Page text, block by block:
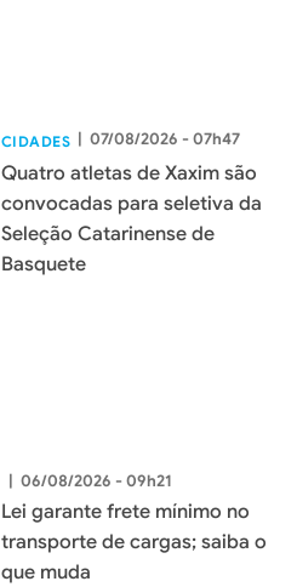
CIDADES | 07/08/2026 - 07h47
Quatro atletas de Xaxim são
convocadas para seletiva da
Seleção Catarinense de
Basquete
06/08/2026 - 09h21
Lei garante frete mínimo no
transporte de cargas; saiba o
que muda